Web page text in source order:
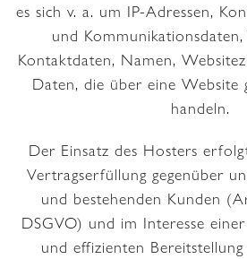
es sich v. a. um IP-Adressen,
und
Kontaktdaten, Namen,
Daten, die über eine Website
handeln.
Der Einsatz des Hosters
Vertragserfüllung gegenüber
und bestehenden Kunden
DSGVO) und im Interesse
und effizienten